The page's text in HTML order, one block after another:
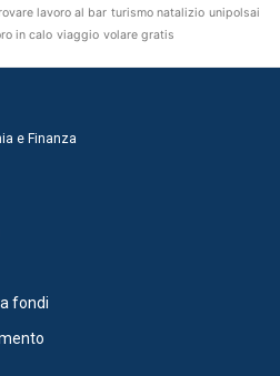
lavoro al bar turismo natalizio unipolsai
in calo viaggio volare gratis
e Finanza
fondi